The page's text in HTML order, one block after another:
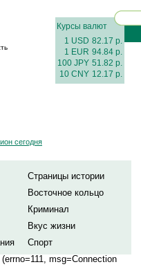
Курсы валют
1 USD 82.17 р.
1 EUR 94.84 р.
100 JPY 51.82 р.
10 CNY 12.17 р.
сегодня
Страницы истории
Восточное кольцо
Криминал
Вкус жизни
Спорт
msg=Connection